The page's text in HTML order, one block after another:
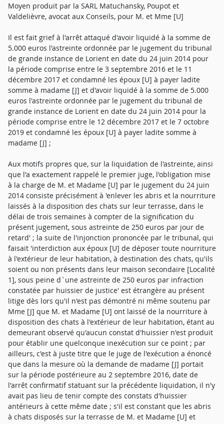
Moyen produit par la SARL Matuchansky, Poupot et
Valdelièvre, avocat aux Conseils, pour M. et Mme [U]
Il est fait grief à l'arrêt attaqué d'avoir liquidé à la somme de
5.000 euros l'astreinte ordonnée par le jugement du tribunal
de grande instance de Lorient en date du 24 juin 2014 pour
la période comprise entre le 3 septembre 2016 et le 11
décembre 2017 et condamné les époux [U] à payer ladite
somme à madame [J] et d'avoir liquidé à la somme de 5.000
euros l'astreinte ordonnée par le jugement du tribunal de
grande instance de Lorient en date du 24 juin 2014 pour la
période comprise entre le 12 décembre 2017 et le 7 octobre
2019 et condamné les époux [U] à payer ladite somme à
madame [J] ;
Aux motifs propres que, sur la liquidation de l'astreinte, ainsi
que l'a exactement rappelé le premier juge, l'obligation mise
à la charge de M. et Madame [U] par le jugement du 24 juin
2014 consiste précisément à 'enlever les abris et la nourriture
laissés à la disposition des chats sur leur terrasse, dans le
délai de trois semaines à compter de la signification du
présent jugement, sous astreinte de 250 euros par jour de
retard' ; la suite de l'injonction prononcée par le tribunal, qui
faisait 'interdiction aux époux [U] de déposer toute nourriture
à l'extérieur de leur habitation, à destination des chats, qu'ils
soient ou non présents dans leur maison secondaire [Localité
1], sous peine d`une astreinte de 250 euros par infraction
constatée par huissier de justice' est étrangère au présent
litige dès lors qu'il n'est pas démontré ni même soutenu par
Mme [J] que M. et Madame [U] ont laissé de la nourriture à
disposition des chats à l'extérieur de leur habitation, étant au
demeurant observé qu'aucun constat d'huissier n'est produit
pour établir une quelconque inexécution sur ce point ; par
ailleurs, c'est à juste titre que le juge de l'exécution a énoncé
que dans la mesure où la demande de madame [J] portait
sur la période postérieure au 2 septembre 2016, date de
l'arrêt confirmatif statuant sur la précédente liquidation, il n'y
avait pas lieu de tenir compte des constats d'huissier
antérieurs à cette même date ; s'il est constant que les abris
à chats disposés sur la terrasse de M. et Madame [U] et